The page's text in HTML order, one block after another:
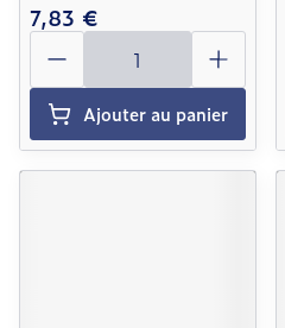
7,83 €
Quantité
Ajouter au panier